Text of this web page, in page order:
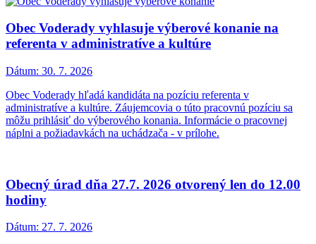
Obec Voderady vyhlasuje výberové konanie na
referenta v administratíve a kultúre
Dátum: 30. 7. 2026
Obec Voderady hľadá kandidáta na pozíciu referenta v
administratíve a kultúre. Záujemcovia o túto pracovnú pozíciu sa
môžu prihlásiť do výberového konania. Informácie o pracovnej
náplni a požiadavkách na uchádzača - v prílohe.
Obecný úrad dňa 27.7. 2026 otvorený len do 12.00
hodiny
Dátum: 27. 7. 2026